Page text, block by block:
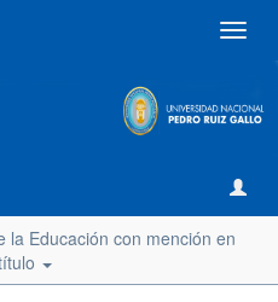
la Educación con mención en